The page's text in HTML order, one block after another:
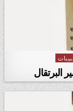
البرتقال